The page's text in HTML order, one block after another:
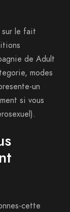
sur le fait
de Adult
modes
un
si vous
cette